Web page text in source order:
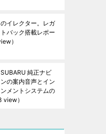
イレクター。レガ
バック搭載レポー
）
純正ナビ
の案内音声とイン
メントシステムの
view）